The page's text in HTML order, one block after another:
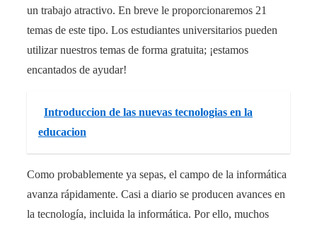
un trabajo atractivo. En breve le proporcionaremos 21
temas de este tipo. Los estudiantes universitarios pueden
utilizar nuestros temas de forma gratuita; ¡estamos
encantados de ayudar!
Introduccion de las nuevas tecnologias en la
educacion
Como probablemente ya sepas, el campo de la informática
avanza rápidamente. Casi a diario se producen avances en
la tecnología, incluida la informática. Por ello, muchos